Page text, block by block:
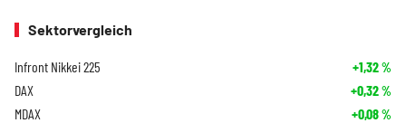
Sektorvergleich
Infront Nikkei 225 +1,32%
DAX +0,32%
MDAX +0,08%